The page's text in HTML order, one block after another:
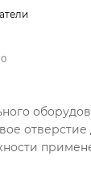
0